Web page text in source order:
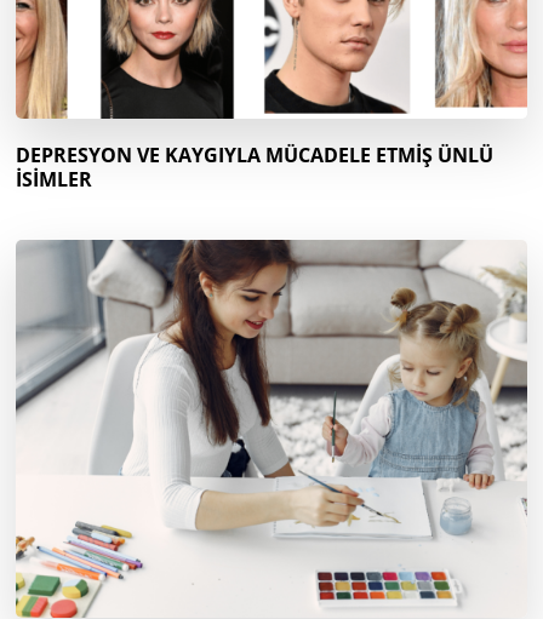
DEPRESYON VE KAYGIYLA MÜCADELE ETMİŞ ÜNLÜ
İSİMLER